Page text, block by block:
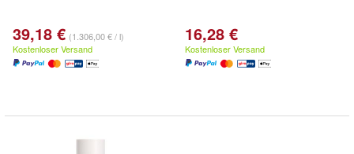
39,18 € (1.306,00 € / l)
Kostenloser Versand
16,28 €
Kostenloser Versand